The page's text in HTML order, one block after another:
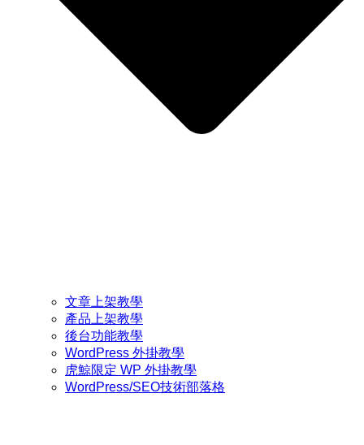
文章上架教學
產品上架教學
後台功能教學
WordPress 外掛教學
虎鯨限定 WP 外掛教學
WordPress/SEO技術部落格